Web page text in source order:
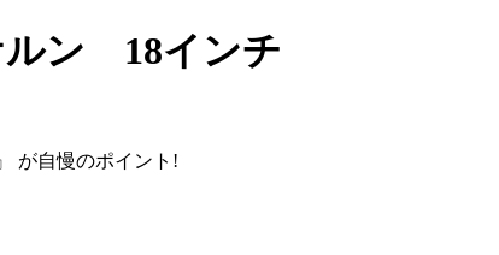
ルン 18インチ
が自慢のポイント!